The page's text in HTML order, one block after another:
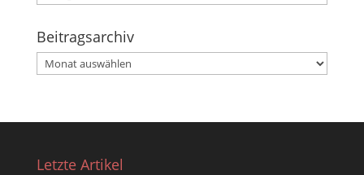
Beitragsarchiv
Beitragsarchiv
Letzte Artikel